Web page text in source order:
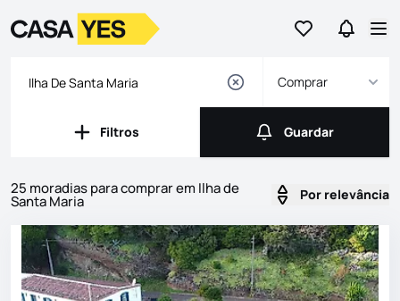
Ir para osIr para
LogoIr para a homepage
Comprar
Filtros
Filtros Guardar
Guardar
25 moradias para comprar em Ilha de
Santa Maria Por relevância
Imóveis
Lista de Imóveis